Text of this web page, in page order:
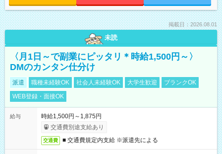
掲載日：2026.08.01
未読
〈月1日～で副業にピッタリ＊時給1,500円～〉
DMのカンタン仕分け
派遣 職種未経験OK 社会人未経験OK 大学生歓迎
ブランクOK
WEB登録・面接OK
給与
時給1,500円～1,875円
交通費別途支給あり
交通費 ■ 交通費規定内支給 ※派遣先による